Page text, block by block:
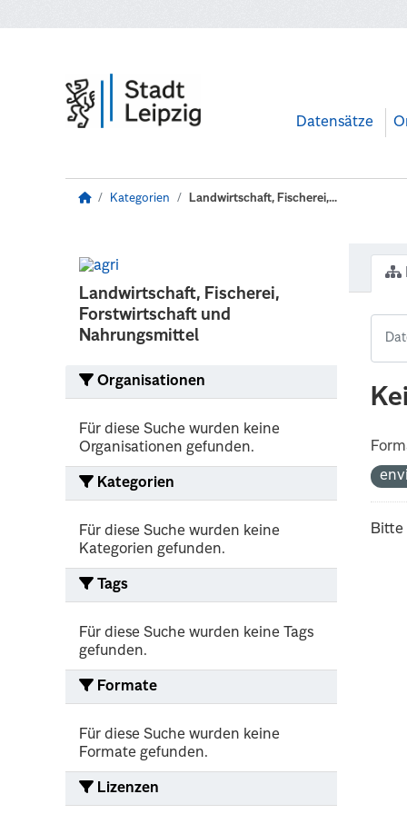
Datensätze
Kategorien Landwirtschaft, Fischerei,...
Landwirtschaft, Fischerei,
Forstwirtschaft und
Nahrungsmittel
Organisationen
Für diese Suche wurden keine
Organisationen gefunden.
Kategorien
Für diese Suche wurden keine
Kategorien gefunden.
Tags
Für diese Suche wurden keine Tags
gefunden.
Formate
Für diese Suche wurden keine
Formate gefunden.
Lizenzen
Bitte